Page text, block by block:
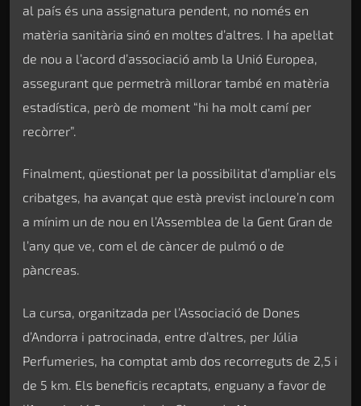
al país és una assignatura pendent, no només en
matèria sanitària sinó en moltes d’altres. I ha apel·lat
de nou a l’acord d’associació amb la Unió Europea,
assegurant que permetrà millorar també en matèria
estadística, però de moment “hi ha molt camí per
recòrrer”.
Finalment, qüestionat per la possibilitat d’ampliar els
cribatges, ha avançat que està previst incloure’n com
a mínim un de nou en l’Assemblea de la Gent Gran de
l’any que ve, com el de càncer de pulmó o de
pàncreas.
La cursa, organitzada per l’Associació de Dones
d’Andorra i patrocinada, entre d’altres, per Júlia
Perfumeries, ha comptat amb dos recorreguts de 2,5 i
de 5 km. Els beneficis recaptats, enguany a favor de